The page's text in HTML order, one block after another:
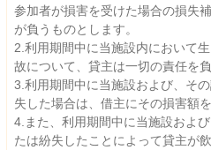
参加者が損害を受けた場合の損失
が負うものとします。
2.利用期間中に当施設内において
故について、貸主は一切の責任を負
3.利用期間中に当施設および、そ
失した場合は、借主にその損害額
4.また、利用期間中に当施設およ
たは紛失したことによって貸主が